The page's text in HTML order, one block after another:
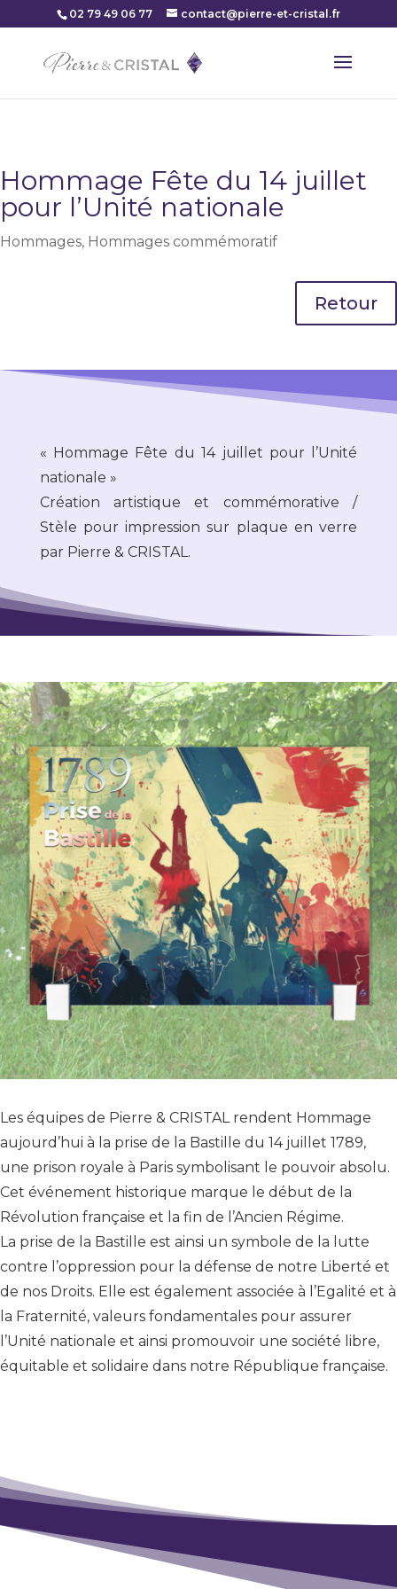
02 79 49 06 77 contact@pierre-et-cristal.fr
Hommage Fête du 14 juillet
pour l’Unité nationale
Hommages, Hommages commémoratif
Retour
« Hommage Fête du 14 juillet pour l’Unité
nationale »
Création artistique et commémorative /
Stèle pour impression sur plaque en verre
par Pierre & CRISTAL.
Les équipes de Pierre & CRISTAL rendent Hommage
aujourd’hui à la prise de la Bastille du 14 juillet 1789,
une prison royale à Paris symbolisant le pouvoir absolu.
Cet événement historique marque le début de la
Révolution française et la fin de l’Ancien Régime.
La prise de la Bastille est ainsi un symbole de la lutte
contre l’oppression pour la défense de notre Liberté et
de nos Droits. Elle est également associée à l’Egalité et à
la Fraternité, valeurs fondamentales pour assurer
l’Unité nationale et ainsi promouvoir une société libre,
équitable et solidaire dans notre République française.